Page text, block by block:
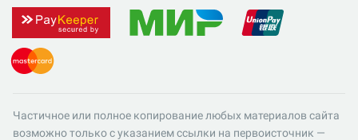
Частичное или полное копирование любых материалов сайта
возможно только с указанием ссылки на первоисточник —